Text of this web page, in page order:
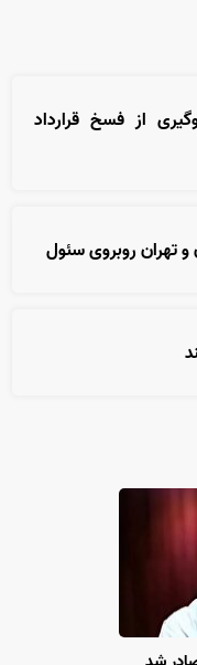
از فسخ قرارداد
و تهران روبروی سئول